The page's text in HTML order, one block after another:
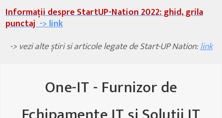
Informații despre StartUP-Nation 2022: ghid, grila
punctaj-> link
-> vezi alte știri si articole legate de Start-UP Nation:link
One-IT - Furnizor de